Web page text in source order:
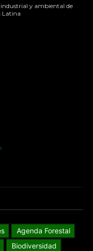
y ambiental de
Latina
Agenda Forestal
Biodiversidad